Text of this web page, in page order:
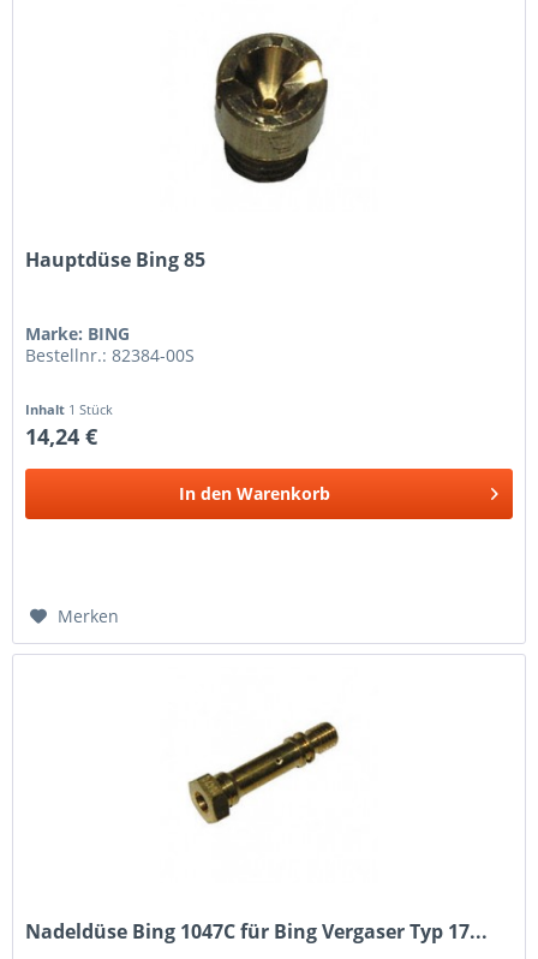
Hauptdüse Bing 85
Marke: BING
Bestellnr.: 82384-00S
Inhalt 1 Stück
14,24 €
In den Warenkorb
Merken
Nadeldüse Bing 1047C für Bing Vergaser Typ 17...